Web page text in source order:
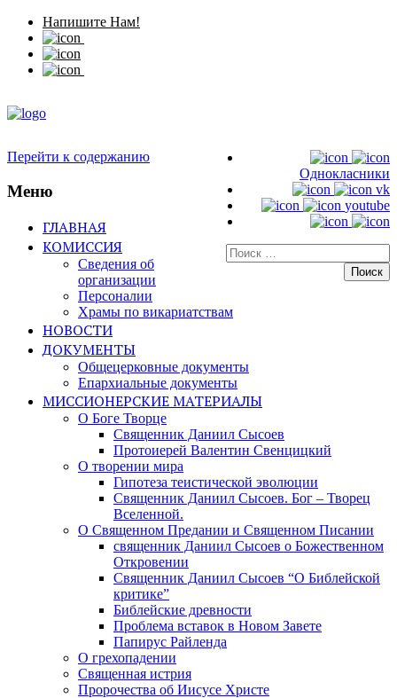
Напишите Нам!
Однокласники
vk
youtube
Искать:
Перейти к содержанию
Меню
ГЛАВНАЯ
КОМИССИЯ
Сведения об
организации
Персоналии
Храмы по викариатствам
НОВОСТИ
ДОКУМЕНТЫ
Общецерковные документы
Епархиальные документы
МИССИОНЕРСКИЕ МАТЕРИАЛЫ
О Боге Творце
Священник Даниил Сысоев
Протоиерей Валентин Свенцицкий
О творении мира
Гипотеза теистической эволюции
Священник Даниил Сысоев. Бог – Творец
Вселенной.
О Священном Предании и Священном Писании
священник Даниил Сысоев о Божественном
Откровении
Священник Даниил Сысоев “О Библейской
критике”
Библейские древности
Проблема вставок в Новом Завете
Папирус Райленда
О грехопадении
Священная истрия
Пророчества об Иисусе Христе